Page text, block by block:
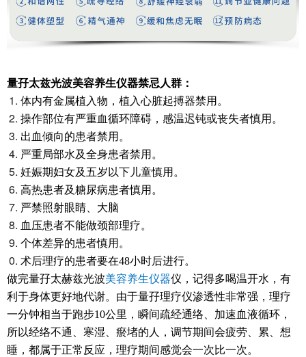
量孖太兹光波美容养生仪器禁忌人群：
体内有金属植入物，植入心脏起搏器禁用。
操作部位有严重血循环障碍，感温迟钝或丧失者慎用。
出血倾向的患者禁用。
严重局部水及全身患者禁用。
妊娠期妇女及五岁以下儿童慎用。
高热患者及糖尿病患者慎用。
严禁照射眼睛、大脑
血压患者不能做颈部理疗。
个体差异的患者慎用。
术后理疗的患者要在48小时后进行。
做完量孖太赫兹光波美容养生仪器仪，记得多喝温开水，有
利于身体更好地代谢。由于量孖理疗仪渗透性非常强，理疗
一分钟相当于跑步10公里，瞬间疏经通络、加速血液循环，
所以经络不通、寒湿、瘀堵的人，调节期间会疲劳、累、想
睡，都属于正常反应，理疗期间感觉会一次比一次。